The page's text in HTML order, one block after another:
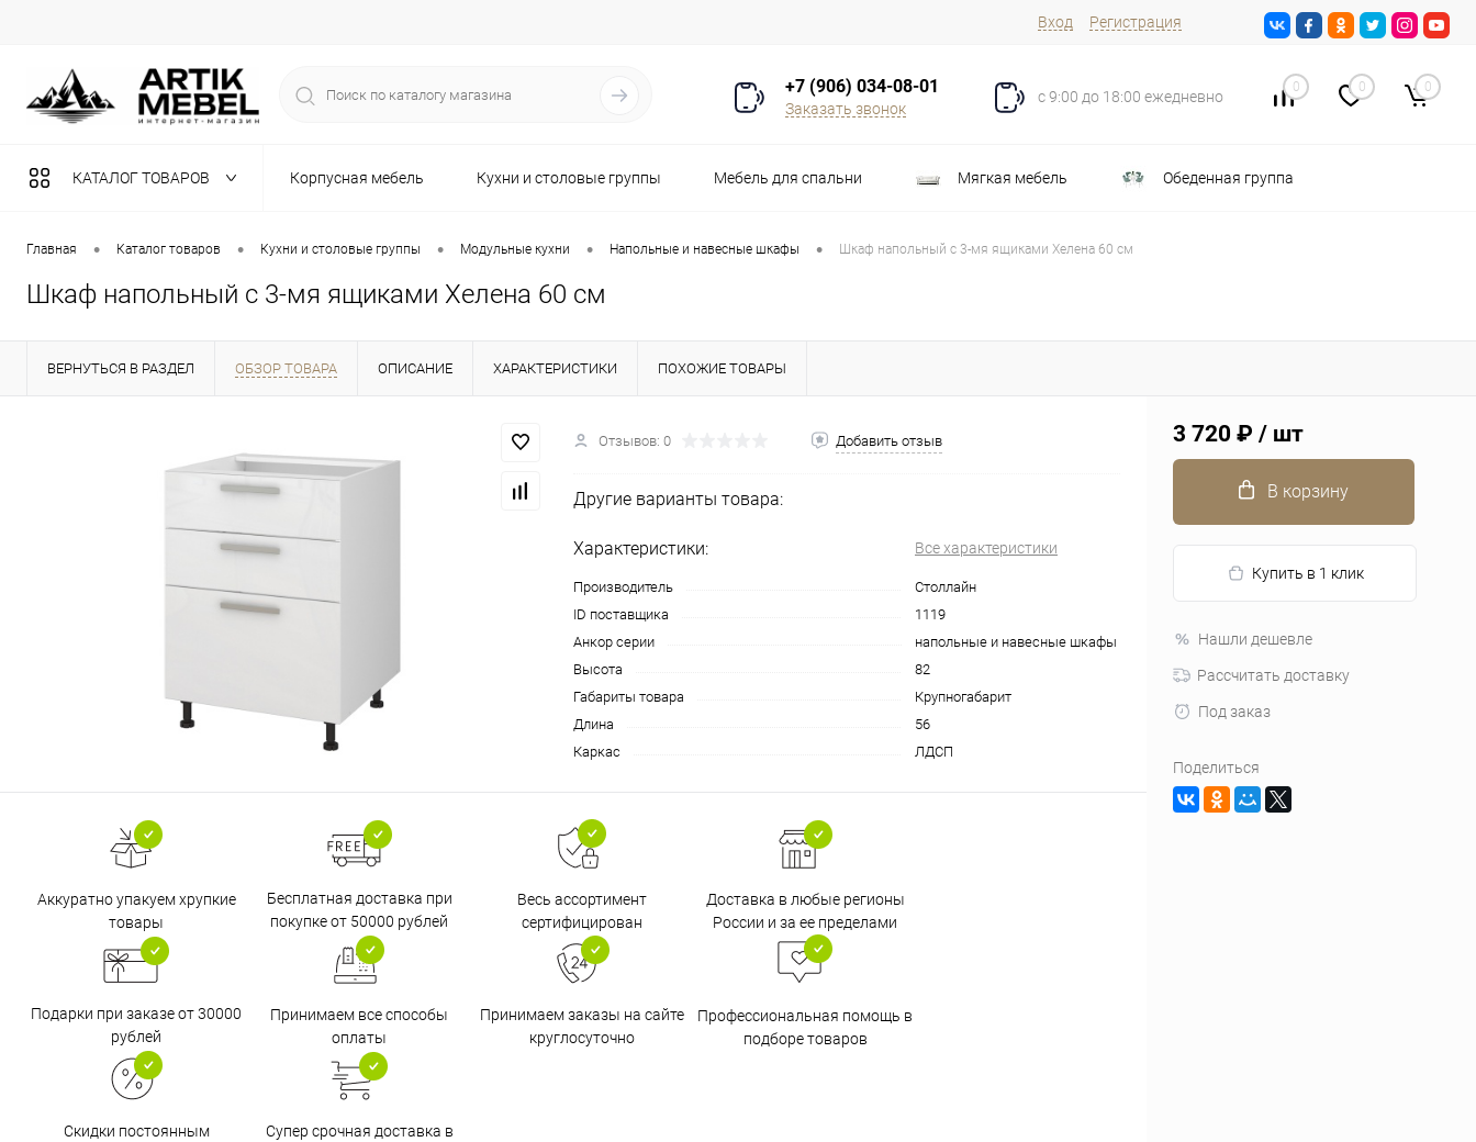
Вход Регистрация
+7 (906) 034-08-01
Заказать звонок
с 9:00 до 18:00 ежедневно
0 0 0
КАТАЛОГ ТОВАРОВ Корпусная мебель Кухни и столовые группы Мебель для спальни Мягкая мебель Обеденная группа
Разная мебель Распродажа Стулья Шкафы
Главная • Каталог товаров • Кухни и столовые группы • Модульные кухни • Напольные и навесные шкафы • Шкаф напольный с 3-мя ящиками Хелена 60 см
Шкаф напольный с 3-мя ящиками Хелена 60 см
ВЕРНУТЬСЯ В РАЗДЕЛ ОБЗОР ТОВАРА ОПИСАНИЕ ХАРАКТЕРИСТИКИ ПОХОЖИЕ ТОВАРЫ
Отзывов: 0 Добавить отзыв
Другие варианты товара:
Характеристики: Все характеристики
Производитель
Столлайн
ID поставщика
1119
Анкор серии
напольные и навесные шкафы
Высота
82
Габариты товара
Крупногабарит
Длина
56
Каркас
ЛДСП
Аккуратно упакуем хрупкие
товары
Бесплатная доставка при
покупке от 50000 рублей
Весь ассортимент
сертифицирован
Доставка в любые регионы
России и за ее пределами
Подарки при заказе от 30000
рублей
Принимаем все способы
оплаты
Принимаем заказы на сайте
круглосуточно
Профессиональная помощь в
подборе товаров
Скидки постоянным
Супер срочная доставка в
3 720 ₽ / шт
В корзину
Купить в 1 клик
Нашли дешевле
Рассчитать доставку
Под заказ
Поделиться